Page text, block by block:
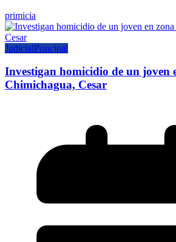
primicia
JudicialPrincipal
Investigan homicidio de un joven
Chimichagua, Cesar